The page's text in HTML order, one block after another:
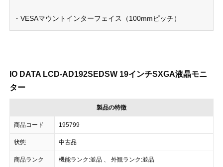
・VESAマウントインターフェイス（100mmピッチ）
IO DATA LCD-AD192SEDSW 19インチSXGA液晶モニ
ター
製品の特徴
商品コード 195799
状態 中古品
商品ランク 機能ランク:並品 、 外観ランク:並品